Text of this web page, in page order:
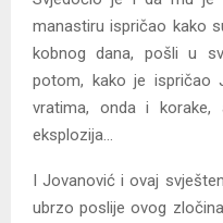
manastiru ispričao kako
kobnog dana, pošli u
potom, kako je ispričao
vratima, onda i
eksplozija…
I Jovanović i ovaj
ubrzo poslije ovog